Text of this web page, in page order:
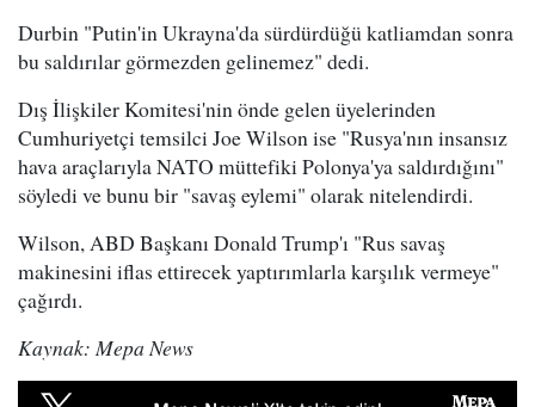
Durbin "Putin'in Ukrayna'da sürdürdüğü katliamdan sonra
bu saldırılar görmezden gelinemez" dedi.
Dış İlişkiler Komitesi'nin önde gelen üyelerinden
Cumhuriyetçi temsilci Joe Wilson ise "Rusya'nın insansız
hava araçlarıyla NATO müttefiki Polonya'ya saldırdığını"
söyledi ve bunu bir "savaş eylemi" olarak nitelendirdi.
Wilson, ABD Başkanı Donald Trump'ı "Rus savaş
makinesini iflas ettirecek yaptırımlarla karşılık vermeye"
çağırdı.
Kaynak: Mepa News